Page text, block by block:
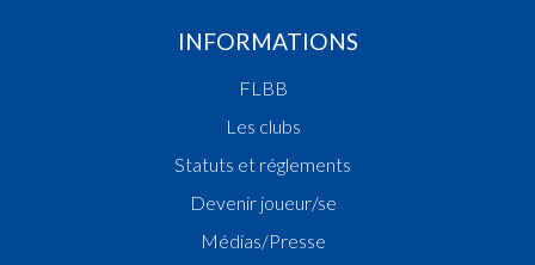
INFORMATIONS
FLBB
Les clubs
Statuts et réglements
Devenir joueur/se
Médias/Presse